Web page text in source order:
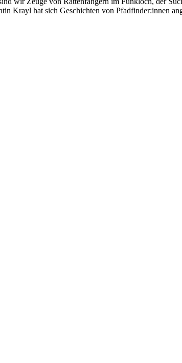
Krayl hat sich Geschichten von Pfadfinder:innen